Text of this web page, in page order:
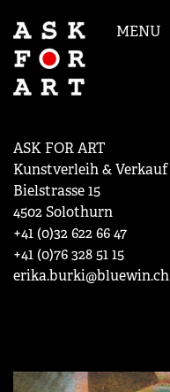
MENU
ASK FOR ART
Kunstverleih & Verkauf
Bielstrasse 15
4502 Solothurn
+41 (0)32 622 66 47
+41 (0)76 328 51 15
erika.burki@bluewin.ch